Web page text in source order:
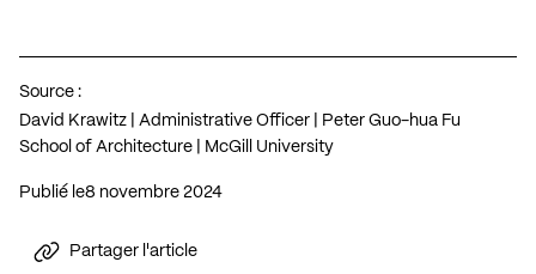
Source :
David Krawitz | Administrative Officer | Peter Guo-hua Fu
School of Architecture | McGill University
Publié le 8 novembre 2024
Partager l'article